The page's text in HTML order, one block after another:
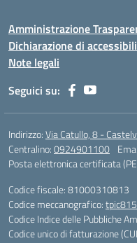
Amministrazione
Dichiarazione di
Note legali
Seguici su:
Indirizzo:Via Catullo, 8 -
Centralino:0924901100
Posta elettronica certificata
Codice fiscale: 81000310813
Codice meccanografico:
Codice Indice delle Pubbliche
Codice unico di fatturazione